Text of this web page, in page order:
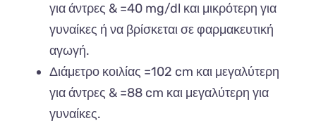
για άντρες & =40 mg/dl και μικρότερη για
γυναίκες ή να βρίσκεται σε φαρμακευτική
αγωγή.
Διάμετρο κοιλίας =102 cm και μεγαλύτερη
για άντρες & =88 cm και μεγαλύτερη για
γυναίκες.